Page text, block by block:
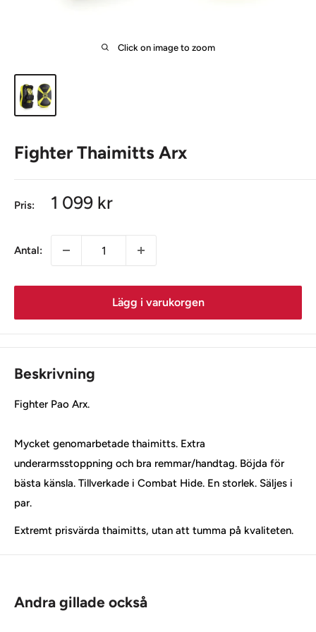
Click on image to zoom
Fighter Thaimitts Arx
Pris:
Sale
1 099 kr
Antal:
Lägg i varukorgen
Beskrivning
Fighter Pao Arx.
Mycket genomarbetade thaimitts. Extra
underarmsstoppning och bra remmar/handtag. Böjda för
bästa känsla. Tillverkade i Combat Hide. En storlek. Säljes i
par.
Extremt prisvärda thaimitts, utan att tumma på kvaliteten.
Andra gillade också